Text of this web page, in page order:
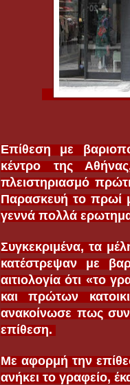
Επίθεση με
κέντρο της
πλειστηριασμό
Παρασκευή το πρωί
γεννά πολλά
Συγκεκριμένα, τα
κατέστρεψαν με
αιτιολογία ότι «το
και πρώτων
ανακοίνωσε πως
επίθεση.
Με αφορμή την
ανήκει το γραφείο,